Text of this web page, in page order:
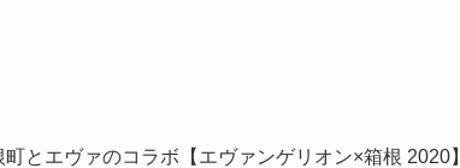
とエヴァのコラボ【エヴァンゲリオン×箱根 2020